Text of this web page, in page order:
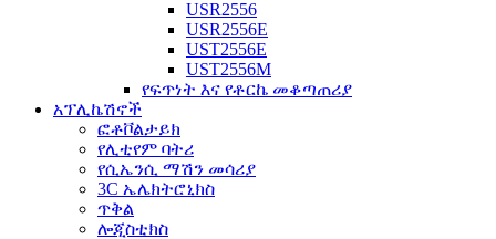
USR2556
USR2556E
UST2556E
UST2556M
የፍጥነት እና የቶርኬ መቆጣጠሪያ
አፕሊኬሽኖች
ፎቶቮልታይክ
የሊቲየም ባትሪ
የሲኤንሲ ማሽን መሳሪያ
3C ኤሌክትሮኒክስ
ጥቅል
ሎጂስቲክስ